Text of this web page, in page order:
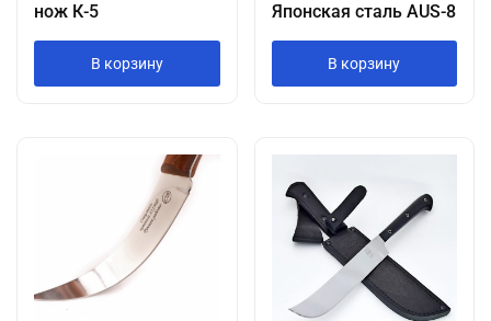
нож К-5
В корзину
Японская сталь AUS-8
В корзину